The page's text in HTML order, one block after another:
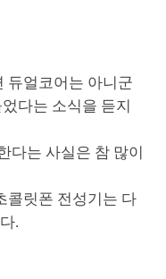
듀얼코어는 아니군
다는 소식을 듣지
다는 사실은 참 많이
콜릿폰 전성기는 다
.